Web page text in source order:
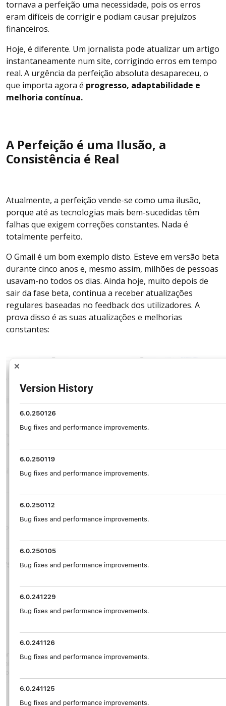
tornava a perfeição uma necessidade, pois os erros
eram difíceis de corrigir e podiam causar prejuízos
financeiros.
Hoje, é diferente. Um jornalista pode atualizar um artigo
instantaneamente num site, corrigindo erros em tempo
real. A urgência da perfeição absoluta desapareceu, o
que importa agora é progresso, adaptabilidade e
melhoria contínua.
A Perfeição é uma Ilusão, a
Consistência é Real
Atualmente, a perfeição vende-se como uma ilusão,
porque até as tecnologias mais bem-sucedidas têm
falhas que exigem correções constantes. Nada é
totalmente perfeito.
O Gmail é um bom exemplo disto. Esteve em versão beta
durante cinco anos e, mesmo assim, milhões de pessoas
usavam-no todos os dias. Ainda hoje, muito depois de
sair da fase beta, continua a receber atualizações
regulares baseadas no feedback dos utilizadores. A
prova disso é as suas atualizações e melhorias
constantes: